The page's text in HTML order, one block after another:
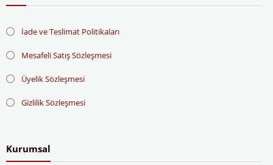
İade ve Teslimat Politikaları
Mesafeli Satış Sözleşmesi
Üyelik Sözleşmesi
Gizlilik Sözleşmesi
Kurumsal